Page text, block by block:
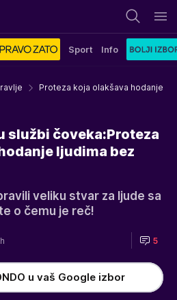
Sport Info
Proteza koja olakšava hodanje
službi čoveka:Proteza
ljudima bez
veliku stvar za ljude sa
o čemu je reč!
5
u vaš Google izbor